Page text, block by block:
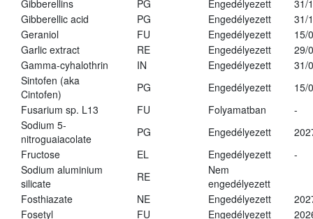
Gibberellins
PG Engedélyezett
31/
Gibberellic acid
PG Engedélyezett
31/
Geraniol
FU Engedélyezett
15/
Garlic extract
RE Engedélyezett
29/
Gamma-cyhalothrin
IN Engedélyezett
31/
Sintofen (aka
Cintofen)
PG Engedélyezett
15/
Fusarium sp. L13
FU Folyamatban
-
Sodium 5-
nitroguaiacolate
PG Engedélyezett
Fructose
EL Engedélyezett
-
Sodium aluminium
silicate
RE
Nem
engedélyezett
Fosthiazate
NE Engedélyezett
Fosetyl
FU Engedélyezett